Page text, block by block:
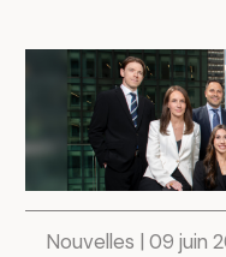
Nouvelles | 09 juin